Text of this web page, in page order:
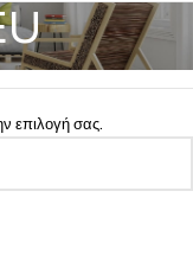
επιλογή σας.